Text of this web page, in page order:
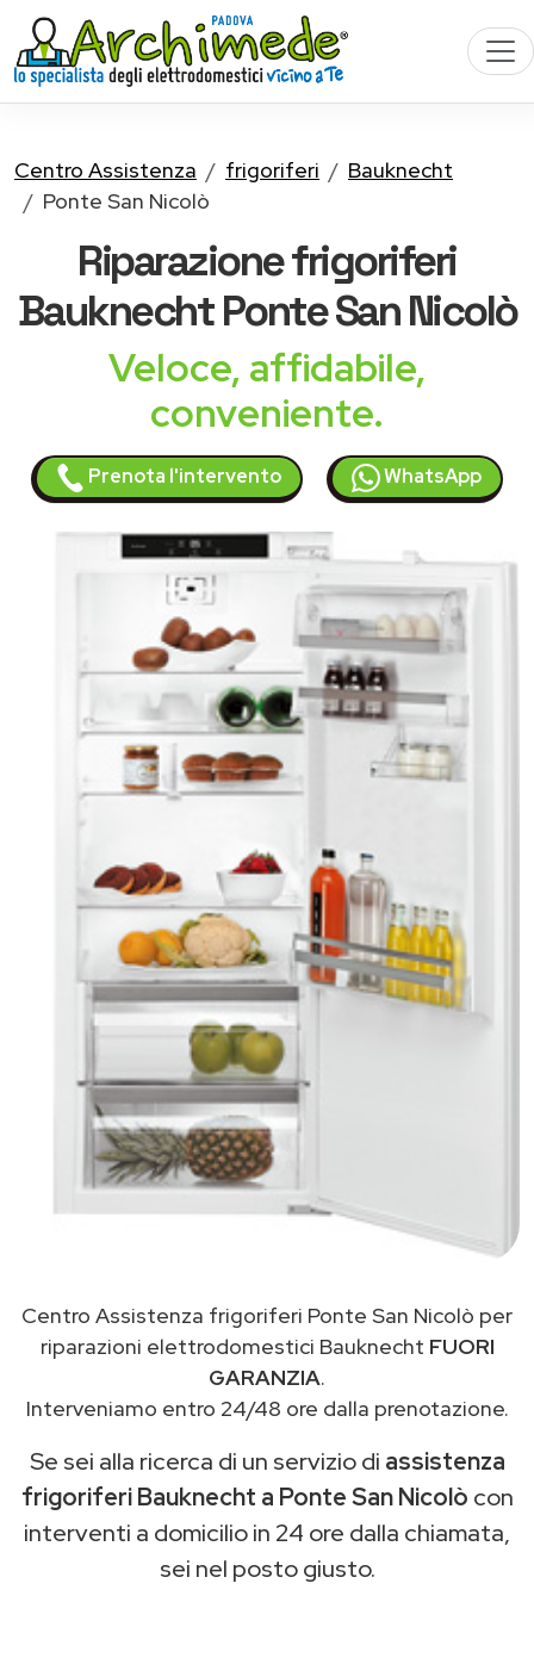
Centro Assistenza frigoriferi
Bauknecht
Ponte San Nicolò
Riparazionefrigoriferi
BauknechtPonte San Nicolò
Veloce, affidabile,
conveniente.
Prenota l'intervento WhatsApp
Centro Assistenza frigoriferi Ponte San Nicolò per
riparazioni elettrodomestici Bauknecht FUORI
GARANZIA.
Interveniamo entro 24/48 ore dalla prenotazione.
Se sei alla ricerca di un servizio di assistenza
frigoriferi Bauknecht a Ponte San Nicolò con
interventi a domicilio in 24 ore dalla chiamata,
sei nel posto giusto.